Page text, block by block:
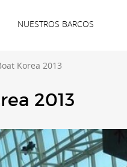
NUESTROS BARCOS
Korea 2013
2013